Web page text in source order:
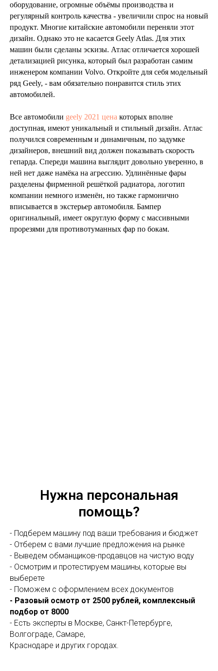
оборудование, огромные объёмы производства и
регулярный контроль качества - увеличили спрос на новый
продукт. Многие китайские автомобили переняли этот
дизайн. Однако это не касается Geely Atlas. Для этих
машин были сделаны эскизы. Атлас отличается хорошей
детализацией рисунка, который был разработан самим
инженером компании Volvo. Откройте для себя модельный
ряд Geely, - вам обязательно понравится стиль этих
автомобилей.
Все автомобили geely 2021 цена которых вполне
доступная, имеют уникальный и стильный дизайн. Атлас
получился современным и динамичным, по задумке
дизайнеров, внешний вид должен показывать скорость
гепарда. Спереди машина выглядит довольно уверенно, в
ней нет даже намёка на агрессию. Удлинённые фары
разделены фирменной решёткой радиатора, логотип
компании немного изменён, но также гармонично
вписывается в экстерьер автомобиля. Бампер
оригинальный, имеет округлую форму с массивными
прорезями для противотуманных фар по бокам.
Нужна персональная
помощь?
- Подберем машину под ваши требования и бюджет
- Отберем с вами лучшие предложения на рынке
- Выведем обманщиков-продавцов на чистую воду
- Осмотрим и протестируем машины, которые вы
выберете
- Поможем с оформлением всех документов
- Разовый осмотр от 2500 рублей, комплексный
подбор от 8000
- Есть эксперты в Москве, Санкт-Петербурге,
Волгограде, Самаре,
Краснодаре и других городах.